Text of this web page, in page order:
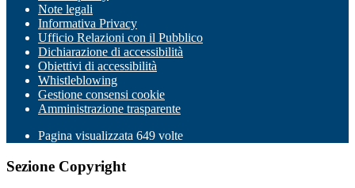
Note legali
Informativa Privacy
Ufficio Relazioni con il Pubblico
Dichiarazione di accessibilità
Obiettivi di accessibilità
Whistleblowing
Gestione consensi cookie
Amministrazione trasparente
Pagina visualizzata 649 volte
Sezione Copyright